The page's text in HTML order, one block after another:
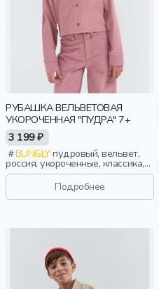
РУБАШКА ВЕЛЬВЕТОВАЯ
УКОРОЧЕННАЯ "ПУДРА" 7+
3 199 ₽
BUNGLYпудровый, вельвет,
россия, укороченные, классика,
девочки, школьники, подростки,
Подробнее